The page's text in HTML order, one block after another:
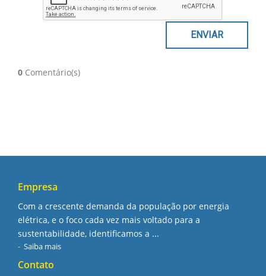
0 Comentário(s)
Empresa
Com a crescente demanda da população por energia
elétrica, e o foco cada vez mais voltado para a
sustentabilidade, identificamos a ...
Saiba mais
Contato